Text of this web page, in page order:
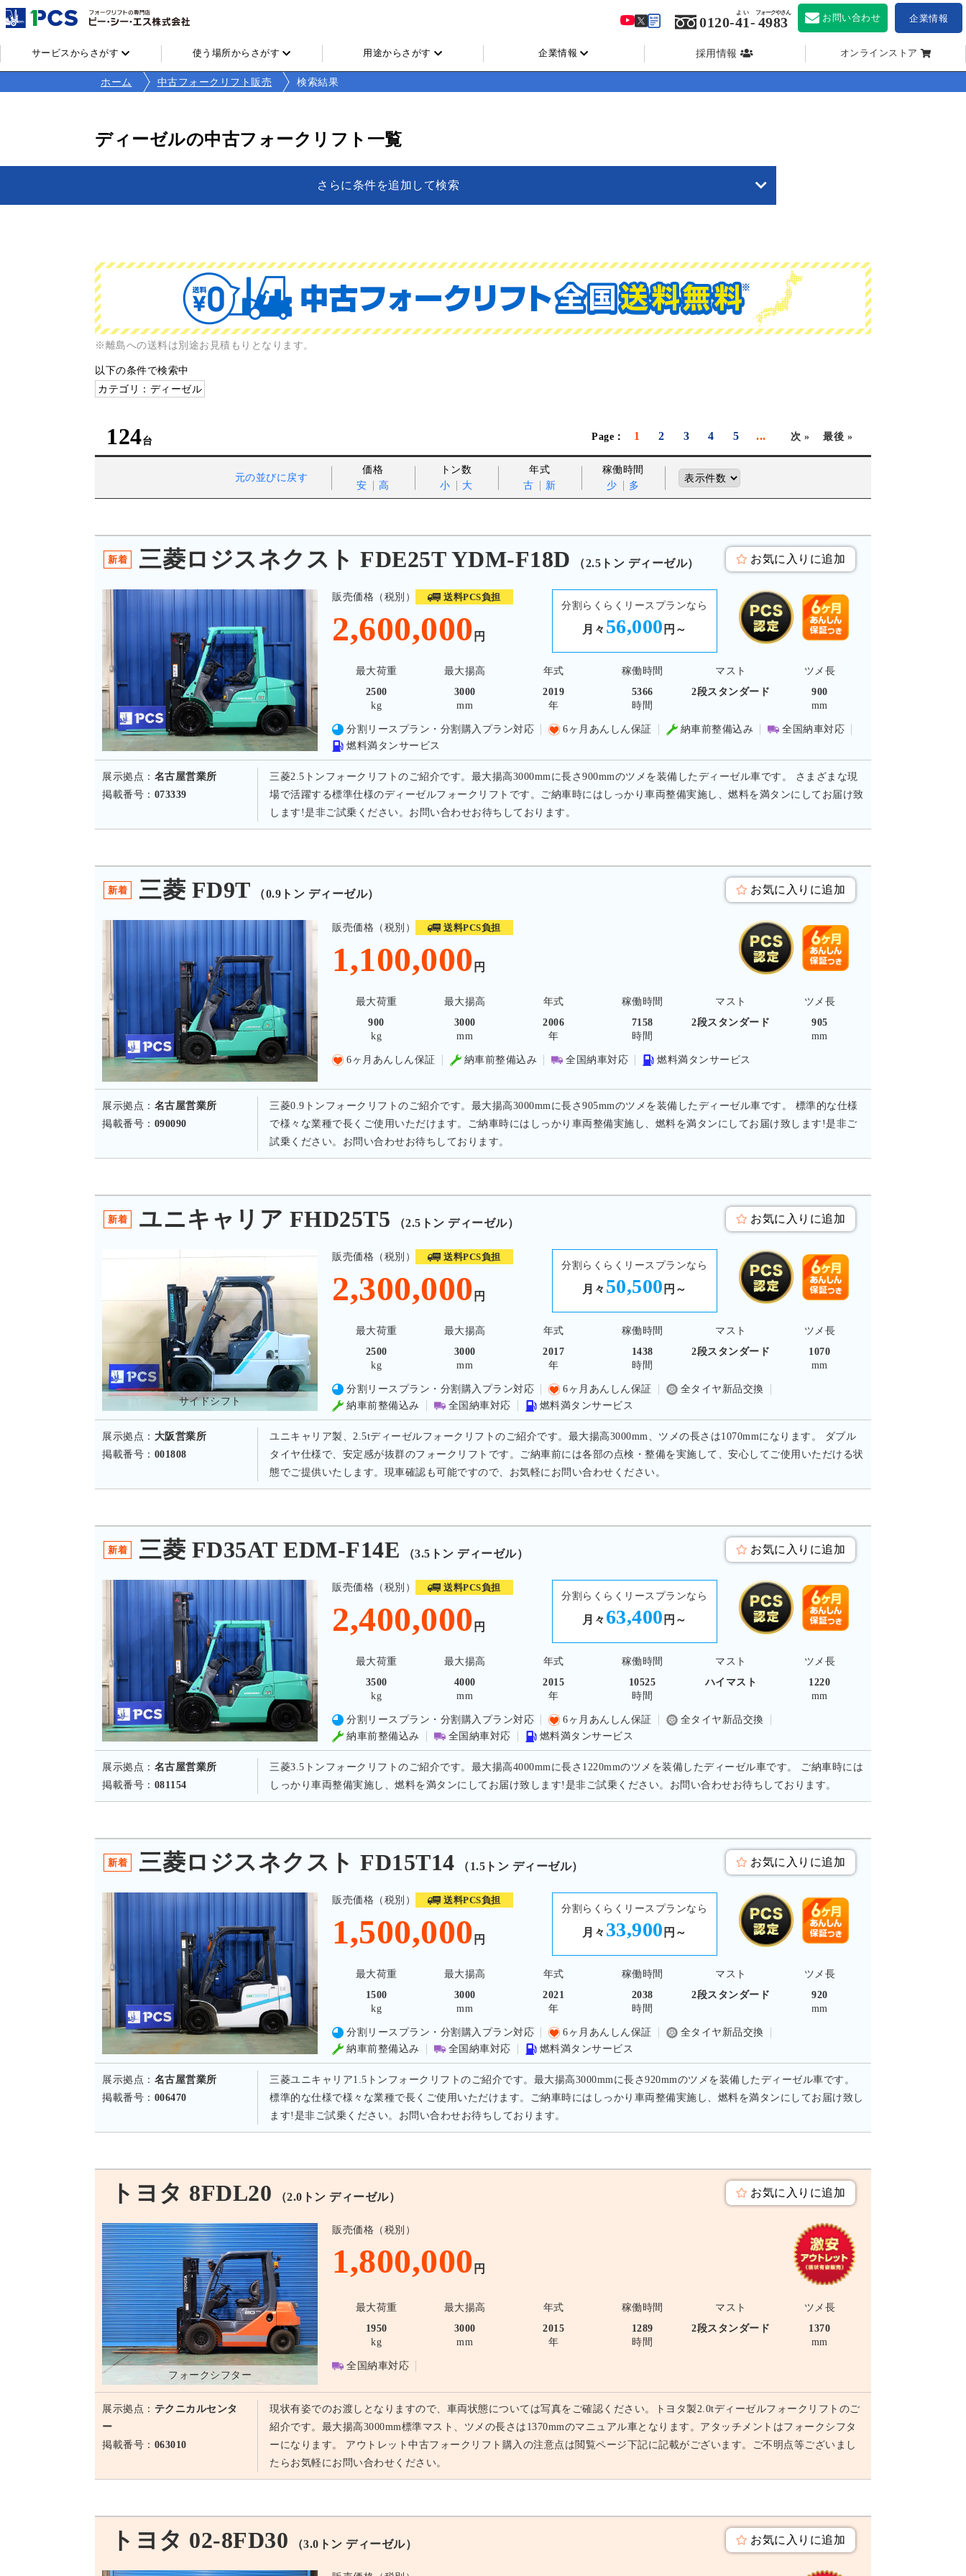
サービスからさがす 使う場所からさがす 用途からさがす 企業情報 採用情報 オンラインストア
0120-41
よい
- 4983
フォークやさん お問い合わせ 企業情報
ホーム 中古フォークリフト販売 検索結果
ディーゼルの中古フォークリフト一覧
さらに条件を追加して検索
※離島への送料は別途お見積もりとなります。
以下の条件で検索中
カテゴリ：ディーゼル
124 1 2 3 4 5 ... 次 » 最後 »
元の並びに戻す
価格
安
高
トン数
小
大
年式
古
新
稼働時間
少
多
新着 三菱ロジスネクスト FDE25T YDM-F18D （2.5トン ディーゼル） お気に入りに追加
販売価格（税別） 送料PCS負担
2,600,000 円
分割らくらくリースプランなら
月々 56,000 円～
最大荷重 最大揚高 年式 稼働時間 マスト
ツメ長
2500
kg
3000
mm
2019
年
5366
時間
2段スタンダード
900
mm
分割リースプラン・分割購入プラン対応 6ヶ月あんしん保証 納車前整備込み
全国納車対応
燃料満タンサービス
展示拠点： 名古屋営業所
掲載番号： 073339
三菱2.5トンフォークリフトのご紹介です。最大揚高3000mmに長さ900mmのツメを装備したディーゼル車です。 さまざまな現
場で活躍する標準仕様のディーゼルフォークリフトです。ご納車時にはしっかり車両整備実施し、燃料を満タンにしてお届け致
します!是非ご試乗ください。お問い合わせお待ちしております。
新着 三菱 FD9T （0.9トン ディーゼル） お気に入りに追加
販売価格（税別） 送料PCS負担
1,100,000 円
最大荷重 最大揚高 年式 稼働時間 マスト
ツメ長
900
kg
3000
mm
2006
年
7158
時間
2段スタンダード
905
mm
6ヶ月あんしん保証 納車前整備込み 全国納車対応 燃料満タンサービス
展示拠点： 名古屋営業所
掲載番号： 090090
三菱0.9トンフォークリフトのご紹介です。最大揚高3000mmに長さ905mmのツメを装備したディーゼル車です。 標準的な仕様
で様々な業種で長くご使用いただけます。ご納車時にはしっかり車両整備実施し、燃料を満タンにしてお届け致します!是非ご
試乗ください。お問い合わせお待ちしております。
新着 ユニキャリア FHD25T5 （2.5トン ディーゼル） お気に入りに追加
サイドシフト
販売価格（税別） 送料PCS負担
2,300,000 円
分割らくらくリースプランなら
月々 50,500 円～
最大荷重 最大揚高 年式 稼働時間 マスト
ツメ長
2500
kg
3000
mm
2017
年
1438
時間
2段スタンダード
1070
mm
分割リースプラン・分割購入プラン対応 6ヶ月あんしん保証
全タイヤ新品交換
納車前整備込み
全国納車対応 燃料満タンサービス
展示拠点： 大阪営業所
掲載番号： 001808
ユニキャリア製、2.5tディーゼルフォークリフトのご紹介です。最大揚高3000mm、ツメの長さは1070mmになります。 ダブル
タイヤ仕様で、安定感が抜群のフォークリフトです。ご納車前には各部の点検・整備を実施して、安心してご使用いただける状
態でご提供いたします。現車確認も可能ですので、お気軽にお問い合わせください。
新着 三菱 FD35AT EDM-F14E （3.5トン ディーゼル） お気に入りに追加
販売価格（税別） 送料PCS負担
2,400,000 円
分割らくらくリースプランなら
月々 63,400 円～
最大荷重 最大揚高 年式 稼働時間 マスト
ツメ長
3500
kg
4000
mm
2015
年
10525
時間
ハイマスト
1220
mm
分割リースプラン・分割購入プラン対応 6ヶ月あんしん保証
全タイヤ新品交換
納車前整備込み
全国納車対応 燃料満タンサービス
展示拠点： 名古屋営業所
掲載番号： 081154
三菱3.5トンフォークリフトのご紹介です。最大揚高4000mmに長さ1220mmのツメを装備したディーゼル車です。 ご納車時には
しっかり車両整備実施し、燃料を満タンにしてお届け致します!是非ご試乗ください。お問い合わせお待ちしております。
新着 三菱ロジスネクスト FD15T14 （1.5トン ディーゼル） お気に入りに追加
販売価格（税別） 送料PCS負担
1,500,000 円
分割らくらくリースプランなら
月々 33,900 円～
最大荷重 最大揚高 年式 稼働時間 マスト
ツメ長
1500
kg
3000
mm
2021
年
2038
時間
2段スタンダード
920
mm
分割リースプラン・分割購入プラン対応 6ヶ月あんしん保証
全タイヤ新品交換
納車前整備込み
全国納車対応 燃料満タンサービス
展示拠点： 名古屋営業所
掲載番号： 006470
三菱ユニキャリア1.5トンフォークリフトのご紹介です。最大揚高3000mmに長さ920mmのツメを装備したディーゼル車です。
標準的な仕様で様々な業種で長くご使用いただけます。ご納車時にはしっかり車両整備実施し、燃料を満タンにしてお届け致し
ます!是非ご試乗ください。お問い合わせお待ちしております。
トヨタ 8FDL20 （2.0トン ディーゼル） お気に入りに追加
フォークシフター
販売価格（税別）
1,800,000 円
最大荷重 最大揚高 年式 稼働時間 マスト
ツメ長
1950
kg
3000
mm
2015
年
1289
時間
2段スタンダード
1370
mm
全国納車対応
展示拠点： テクニカルセンタ
ー
掲載番号： 063010
現状有姿でのお渡しとなりますので、車両状態については写真をご確認ください。トヨタ製2.0tディーゼルフォークリフトのご
紹介です。最大揚高3000mm標準マスト、ツメの長さは1370mmのマニュアル車となります。アタッチメントはフォークシフタ
ーになります。 アウトレット中古フォークリフト購入の注意点は閲覧ページ下記に記載がございます。ご不明点等ございまし
たらお気軽にお問い合わせください。
トヨタ 02-8FD30 （3.0トン ディーゼル） お気に入りに追加